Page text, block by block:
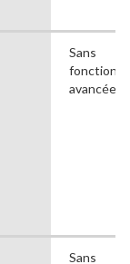
Sans
avancées
Sans